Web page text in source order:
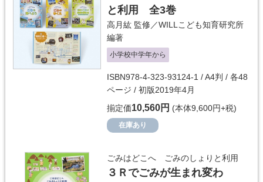
と利用 全3巻
高月紘 監修／WILLこども知育研究所
編著
小学校中学年から
ISBN978-4-323-93124-1 / A4判 / 各48
ページ / 初版2019年4月
揃定価10,560円 (本体9,600円+税)
在庫あり
ごみはどこへ ごみのしょりと利用
３Ｒでごみが生まれ変わ